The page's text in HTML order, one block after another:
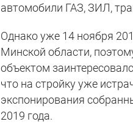
автомобили ГАЗ, ЗИЛ,
Однако уже 14 ноября
Минской области,
объектом
что на стройку уже
экспонирования
2019 года.